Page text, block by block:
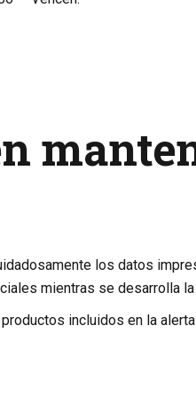
los datos
mientras se desarrolla
incluidos en la